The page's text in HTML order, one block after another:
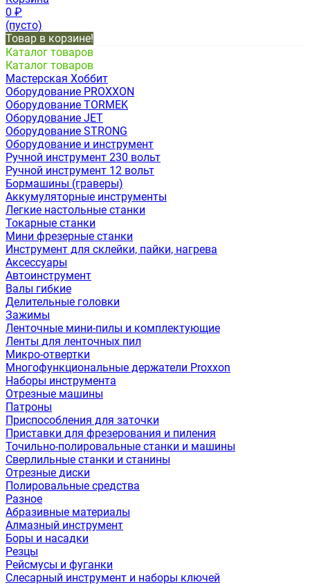
0 ₽
(пусто)
Товар в корзине!
Каталог товаров
Каталог товаров
Мастерская Хоббит
Оборудование PROXXON
Оборудование TORMEK
Оборудование JET
Оборудование STRONG
Оборудование и инструмент
Ручной инструмент 230 вольт
Ручной инструмент 12 вольт
Бормашины (граверы)
Аккумуляторные инструменты
Легкие настольные станки
Токарные станки
Мини фрезерные станки
Инструмент для склейки, пайки, нагрева
Аксессуары
Автоинструмент
Валы гибкие
Делительные головки
Зажимы
Ленточные мини-пилы и комплектующие
Ленты для ленточных пил
Микро-отвертки
Многофункциональные держатели Proxxon
Наборы инструмента
Отрезные машины
Патроны
Приспособления для заточки
Приставки для фрезерования и пиления
Точильно-полировальные станки и машины
Сверлильные станки и станины
Отрезные диски
Полировальные средства
Разное
Абразивные материалы
Алмазный инструмент
Боры и насадки
Резцы
Рейсмусы и фуганки
Слесарный инструмент и наборы ключей